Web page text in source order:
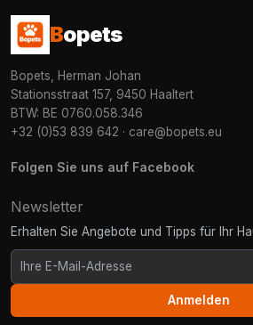
Bopets
Bopets, Herman Johan
Stationsstraat 157, 9450 Haaltert
BTW: BE 0760.058.346
+32 (0)53 839 642 · care@bopets.eu
Folgen Sie uns auf Facebook
Newsletter
Erhalten Sie Angebote und Tipps für Ihr
Anmelden